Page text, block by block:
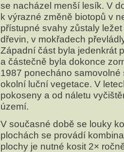
se nacházel menší lesík. V
k výrazné změně biotopů v
přístupné svahy zůstaly
dřevin, v mokřadech
Západní část byla jedenkrát
a částečně byla dokonce
1987 ponecháno
okolní luční vegetace. V
pokoseny a od náletu
území.
V současné době se louky
plochách se provádí
plochy je nutné kosit 2×